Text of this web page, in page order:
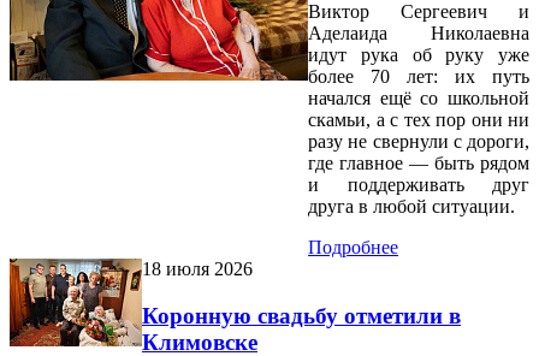
Виктор Сергеевич и
Аделаида Николаевна
идут рука об руку уже
более 70 лет: их путь
начался ещё со школьной
скамьи, а с тех пор они ни
разу не свернули с дороги,
где главное — быть рядом
и поддерживать друг
друга в любой ситуации.
Подробнее
18 июля 2026
Коронную свадьбу отметили в
Климовске